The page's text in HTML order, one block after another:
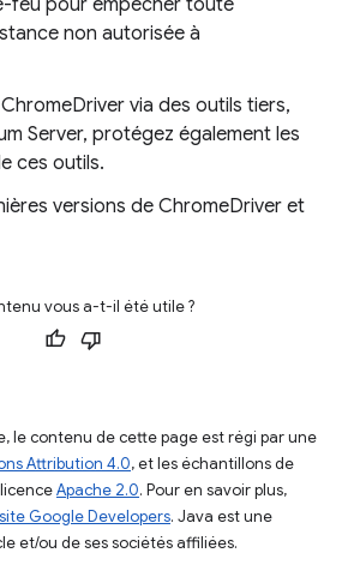
feu pour empêcher toute
non autorisée à
via des outils tiers,
Server, protégez également les
ces outils.
versions de ChromeDriver et
vous a-t-il été utile ?
le contenu de cette page est régi par une
Attribution 4.0, et les échantillons de
Apache 2.0. Pour en savoir plus,
Google Developers. Java est une
et/ou de ses sociétés affiliées.